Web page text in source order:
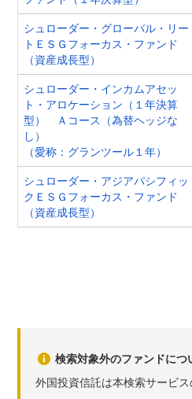
シュローダー・グローバル・リー
トＥＳＧフォーカス・ファンド
（資産成長型）
シュローダー・インカムアセッ
ト・アロケーション（１年決算
型） Ａコース（為替ヘッジな
し）
（愛称：グランツール１年）
シュローダー・アジアパシフィッ
クＥＳＧフォーカス・ファンド
（資産成長型）
検索対象外のファンドにつ
外国投資信託は本検索サービス